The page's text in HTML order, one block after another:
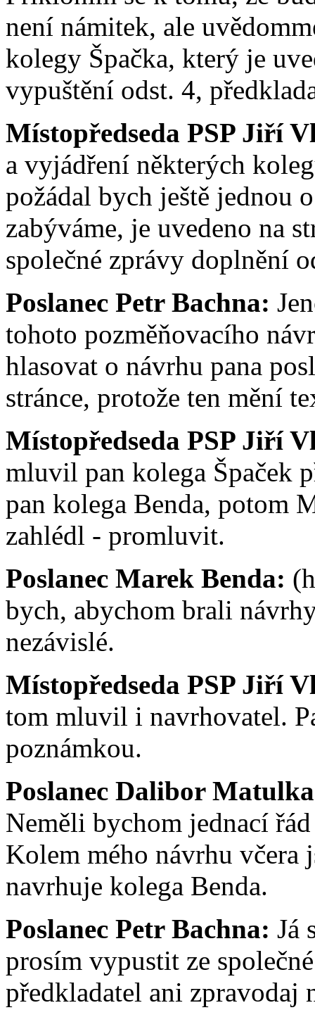
není námitek, ale
kolegy Špačka, který je
vypuštění odst. 4,
Místopředseda PSP Jiří
a vyjádření některých
požádal bych ještě jednou
zabýváme, je uvedeno na
společné zprávy doplnění
Poslanec Petr Bachna:
tohoto pozměňovacího
hlasovat o návrhu pana
stránce, protože ten mění
Místopředseda PSP Jiří
mluvil pan kolega Špaček
pan kolega Benda, potom
zahlédl - promluvit.
Poslanec Marek Benda:
bych, abychom brali
nezávislé.
Místopředseda PSP Jiří
tom mluvil i navrhovatel.
poznámkou.
Poslanec Dalibor
Neměli bychom jednací
Kolem mého návrhu včera
navrhuje kolega Benda.
Poslanec Petr Bachna: Já
prosím vypustit ze
předkladatel ani zpravodaj